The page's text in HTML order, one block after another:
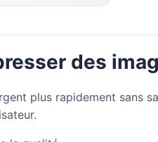
des
plus rapidement sans